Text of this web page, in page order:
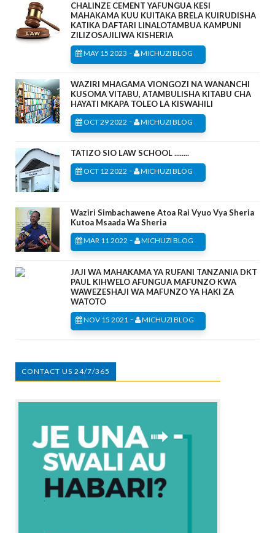
CHALINZE CEMENT YAFUNGUA KESI
MAHAKAMA KUU KUITAKA BRELA KUIRUDISHA
KATIKA DAFTARI LINALOTAMBUA KAMPUNI
ZILIZOSAJILIWA KISHERIA
MAY 15 2023 - MICHUZI BLOG
WAZIRI MHAGAMA VIONGOZI NA WANANCHI
KUSOMA VITABU, ATAMBULISHA KITABU CHA
HAYATI MKAPA TOLEO LA KISWAHILI
OCT 29 2022 - MICHUZI BLOG
TATIZO SIO LAW SCHOOL ........
OCT 12 2022 - MICHUZI BLOG
Waziri Simbachawene Atoa Rai Vyuo Vya Sheria
Kutoa Msaada Wa Sheria
MAR 11 2022 - MICHUZI BLOG
JAJI WA MAHAKAMA YA RUFANI TANZANIA DKT
PAUL KIHWELO AFUNGUA MAFUNZO KWA
WAWEZESHAJI WA MAFUNZO YA HAKI ZA
WATOTO
NOV 15 2021 - MICHUZI BLOG
CONTACT US 24/7/365